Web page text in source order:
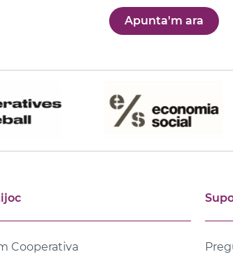
Apunta'm ara
Cooperativa